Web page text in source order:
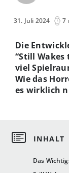
31. Juli 2024 7
Das
Die
“Still
viel
Wie das
es wirklich